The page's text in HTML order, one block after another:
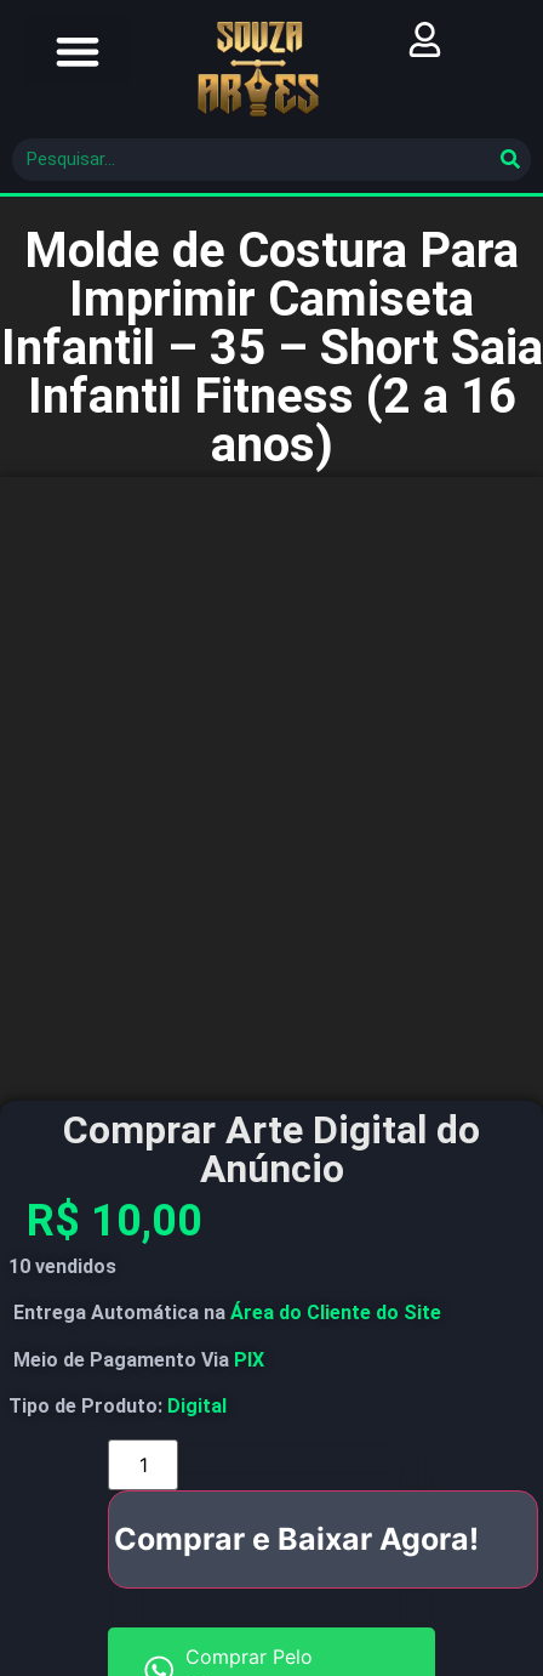
Molde de Costura Para
Imprimir Camiseta
Infantil – 35 – Short Saia
Infantil Fitness (2 a 16
anos)
Comprar Arte Digital do
Anúncio
R$ 10,00
10 vendidos
Entrega Automática na Área do Cliente do Site
Meio de Pagamento Via PIX
Tipo de Produto: Digital
Comprar e Baixar Agora!
Comprar Pelo